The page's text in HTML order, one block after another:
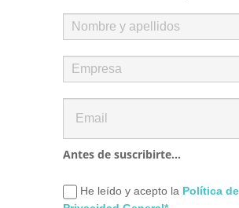
Antes de suscribirte...
He leído y acepto la Política de